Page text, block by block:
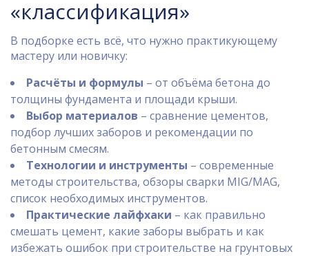
«классификация»
В подборке есть всё, что нужно практикующему
мастеру или новичку:
Расчёты и формулы – от объёма бетона до
толщины фундамента и площади крыши.
Выбор материалов – сравнение цементов,
подбор лучших заборов и рекомендации по
бетонным смесям.
Технологии и инструменты – современные
методы строительства, обзоры сварки MIG/MAG,
список необходимых инструментов.
Практические лайфхаки – как правильно
смешать цемент, какие заборы выбрать и как
избежать ошибок при строительстве на грунтовых